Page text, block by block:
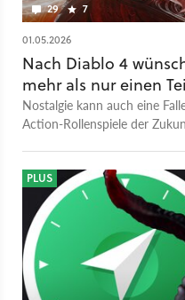
29 7
01.05.2026
Nach Diablo 4
mehr als nur einen
Nostalgie kann auch eine
Action-Rollenspiele der
PLUS